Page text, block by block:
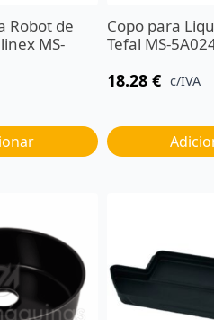
Robot de
MS-
Copo para
Tefal MS-
18.28 € c/IVA